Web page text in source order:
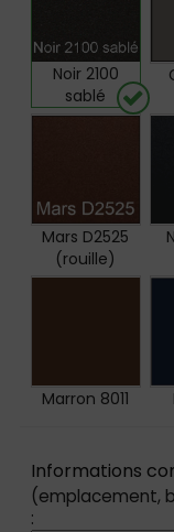
Noir 2100
sablé
Mars D2525
(rouille)
Marron 8011
Informations
(emplacement,
: